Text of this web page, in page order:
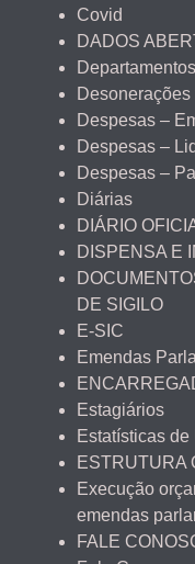
Covid
DADOS
Despesas –
Despesas –
Despesas –
Diárias
DIÁRIO
DISPENSA E
DE SIGILO
E-SIC
Emendas
Estagiários
Estatísticas
ESTRUTURA
Execução
emendas
FALE